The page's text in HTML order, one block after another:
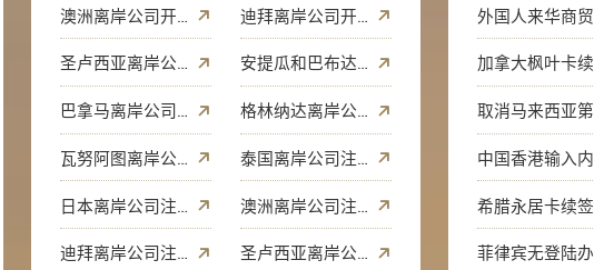
澳洲离岸公司开户 迪拜离岸公司开户
圣卢西亚离岸公司开户 安提瓜和巴布达离岸公司开户
巴拿马离岸公司开户 格林纳达离岸公司开户
瓦努阿图离岸公司开户 泰国离岸公司注册
日本离岸公司注册 澳洲离岸公司注册
迪拜离岸公司注册 圣卢西亚离岸公司注册
希腊永居卡续签